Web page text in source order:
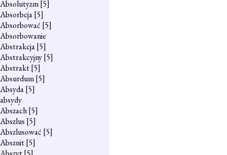
Absolutyzm[5]
Absorbcja[5]
Absorbować [5]
Absorbowanie
Abstrakcja[5]
Abstrakcyjny[5]
Abstrakt[5]
Absurdum[5]
Absyda[5]
absydy
Abszach[5]
Abszlus [5]
Abszlusować [5]
Absznit[5]